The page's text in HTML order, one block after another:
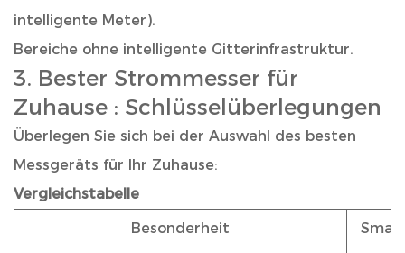
intelligente Meter).
Bereiche ohne intelligente Gitterinfrastruktur.
3. Bester Strommesser für
Zuhause : Schlüsselüberlegungen
Überlegen Sie sich bei der Auswahl des besten
Messgeräts für Ihr Zuhause:
Vergleichstabelle
Besonderheit